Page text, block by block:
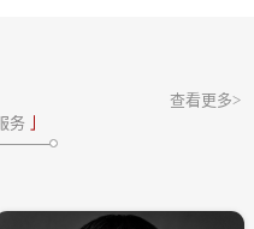
务
查看更多>